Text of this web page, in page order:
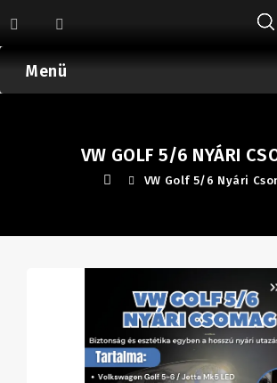
Menü
VW GOLF 5/6 NYÁRI
VW Golf 5/6 Nyári